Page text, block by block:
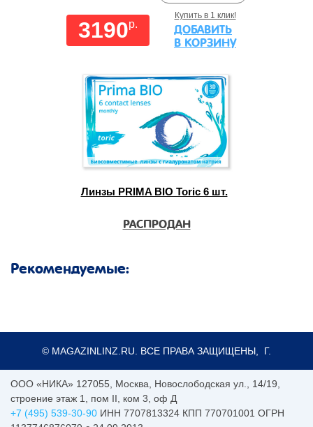
3190p.
Купить в 1 клик!
ДОБАВИТЬ
В КОРЗИНУ
Линзы PRIMA BIO Toric 6 шт.
РАСПРОДАН
Рекомендуемые:
© MAGAZINLINZ.RU. ВСЕ ПРАВА ЗАЩИЩЕНЫ, Г.
ООО «НИКА» 127055 Москва
Новослободская ул., 14/19,
строение этаж 1, пом II, ком 3, оф Д
+7 (495) 539-30-90 ИНН 7707813324 КПП 770701001 ОГРН